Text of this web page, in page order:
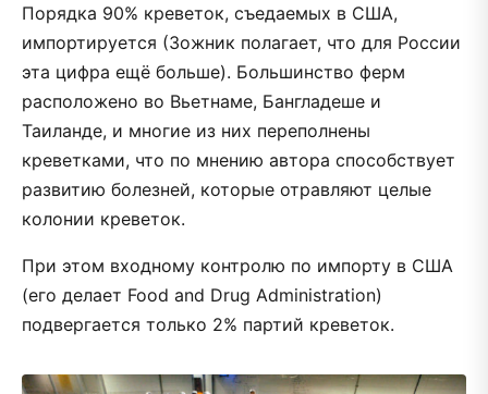
Порядка 90% креветок, съедаемых в США,
импортируется (Зожник полагает, что для России
эта цифра ещё больше). Большинство ферм
расположено во Вьетнаме, Бангладеше и
Таиланде, и многие из них переполнены
креветками, что по мнению автора способствует
развитию болезней, которые отравляют целые
колонии креветок.
При этом входному контролю по импорту в США
(его делает Food and Drug Administration)
подвергается только 2% партий креветок.